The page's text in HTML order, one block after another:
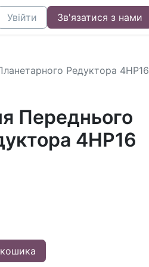
Увійти Зв'язатися з нами
Редуктора 4HP16
Переднього
4HP16